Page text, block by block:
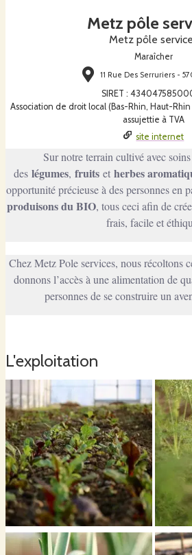
Metz pôle
Metz pôle
Maraîcher
11 Rue Des Serruriers -
SIRET :
Association de droit local (Bas-Rhin, Haut-
assujettie à TVA
site internet
Sur notre terrain cultivé avec
des légumes, fruits et herbes
opportunité précieuse à des personnes en
produisons du BIO, tous ceci afin de
frais, facile et
Chez Metz Pole services, nous récoltons
donnons l’accès à une alimentation de
personnes de se construire un
L'exploitation